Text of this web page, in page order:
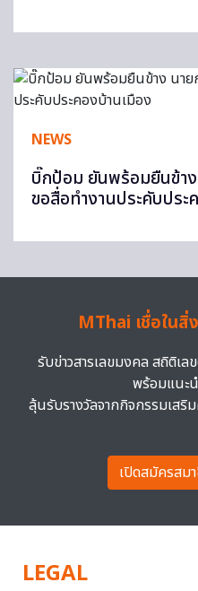
NEWS
บิ๊กป้อม ยันพร้อมยืนข้า
ขอสื่อทำงานประคับประ
MThai เชื่อในสิ่
รับข่าวสารเลขมงคล สถิติเล
พร้อมแนะ
ลุ้นรับรางวัลจากกิจกรรมเสริ
เปิดสมัครสม
LEGAL